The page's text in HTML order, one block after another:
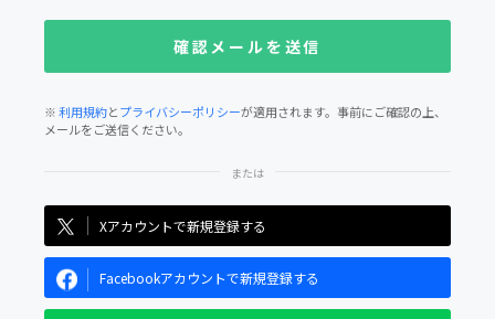
※利用規約とプライバシーポリシーが適用されます。事前にご確認の上、
メールをご送信ください。
Xアカウントで新規登録する
Facebookアカウントで新規登録する